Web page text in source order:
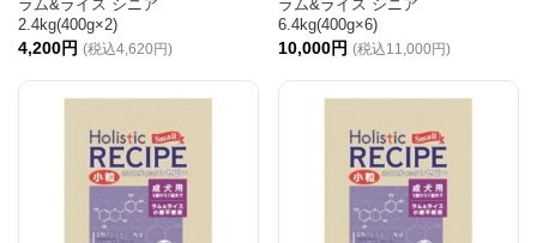
ラム&ライス シニア
2.4kg(400g×2)
4,200円 (税込4,620円)
ラム&ライス シニア
6.4kg(400g×6)
10,000円 (税込11,000円)